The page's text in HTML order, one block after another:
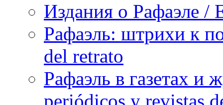
Издания о Рафаэле /
Рафаэль: штрихи к
del retrato
Рафаэль в газетах и